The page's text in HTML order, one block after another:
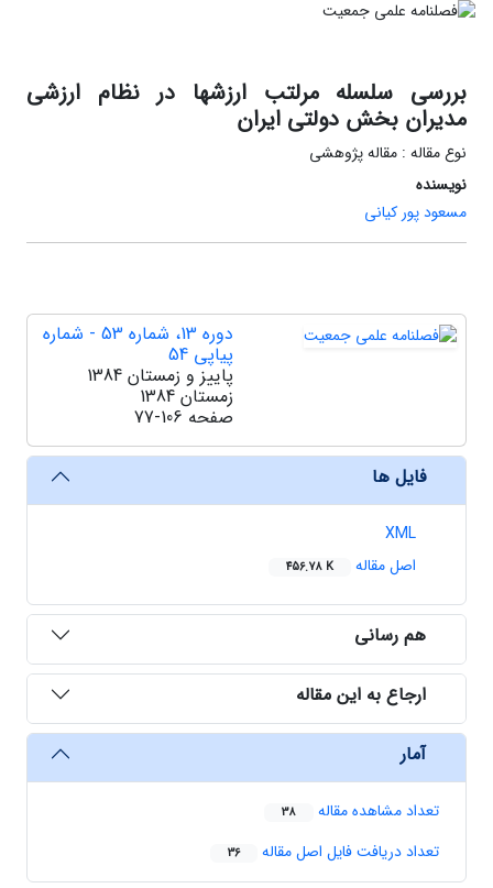
بررسی سلسله مرلتب ارزشها در نظام ارزشی
مدیران بخش دولتی ایران
نوع مقاله : مقاله پژوهشی
نویسنده
مسعود پور کیانی
دوره 13، شماره 53 - شماره
پیاپی 54
پاییز و زمستان 1384
زمستان 1384
صفحه 77-106
فایل ها
XML
اصل مقاله
456.78 K
هم رسانی
ارجاع به این مقاله
آمار
تعداد مشاهده مقاله 38
تعداد دریافت فایل اصل مقاله 36